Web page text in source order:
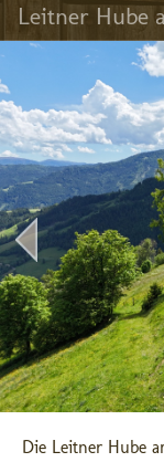
Leitner Hube
Die Leitner Hube